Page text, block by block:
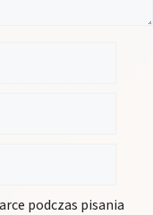
podczas pisania